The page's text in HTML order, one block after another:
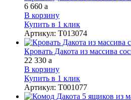
6 660 a
В корзину
Купить в 1 клик
Артикул: Т013074
Кровать Дакота из массива
22 330 a
В корзину
Купить в 1 клик
Артикул: Т001077